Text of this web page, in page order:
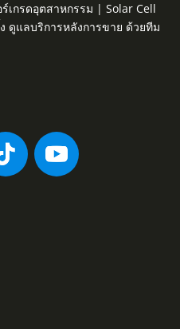
กรดอุตสาหกรรม | Solar Cell
ดูแลบริการหลังการขาย ด้วยทีม